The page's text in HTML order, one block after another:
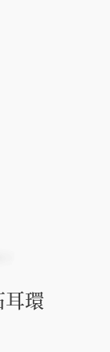
環